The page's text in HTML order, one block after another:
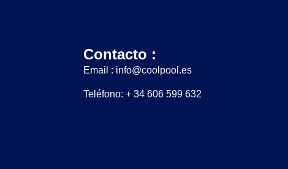
Contacto :
Email : info@coolpool.es
Teléfono: + 34 606 599 632